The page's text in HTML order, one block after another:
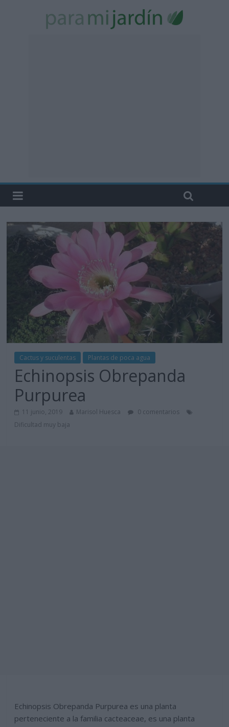
Cactus y suculentas Plantas de poca agua
Echinopsis Obrepanda
Purpurea
11 junio, 2019 Marisol Huesca
0 comentarios
Dificultad muy baja
Echinopsis Obrepanda Purpurea es una planta
perteneciente a la familia cacteaceae, es una planta